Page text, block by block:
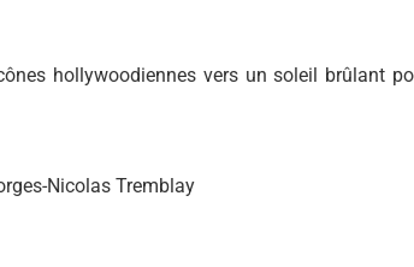
hollywoodiennes vers un soleil brûlant
Nicolas Tremblay